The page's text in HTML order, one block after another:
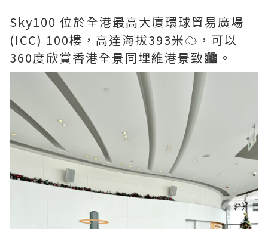
Sky100 位於全港最高大廈環球貿易廣場
(ICC) 100樓，高達海拔393米☁️，可以
360度欣賞香港全景同埋維港景致🏙️。